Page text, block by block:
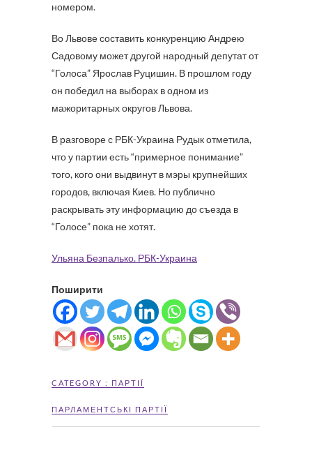
номером.
Во Львове составить конкуренцию Андрею
Садовому может другой народный депутат от
“Голоса” Ярослав Руцишин. В прошлом году
он победил на выборах в одном из
мажоритарных округов Львова.
В разговоре с РБК-Украина Рудык отметила,
что у партии есть “примерное понимание”
того, кого они выдвинут в мэры крупнейших
городов, включая Киев. Но публично
раскрывать эту информацию до съезда в
“Голосе” пока не хотят.
Ульяна Безпалько. РБК-Украина
Поширити
CATEGORY : ПАРТІЇ
ПАРЛАМЕНТСЬКІ ПАРТІЇ